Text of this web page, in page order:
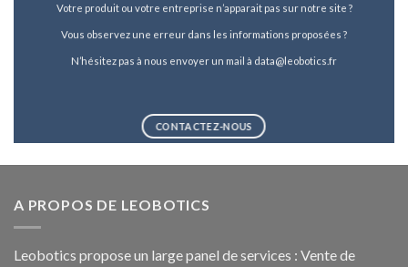
Votre produit ou votre entreprise n’apparait pas sur notre site ?
Vous observez une erreur dans les informations proposées ?
N’hésitez pas à nous envoyer un mail à data@leobotics.fr
CONTACTEZ-NOUS
A PROPOS DE LEOBOTICS
Leobotics propose un large panel de services : Vente de